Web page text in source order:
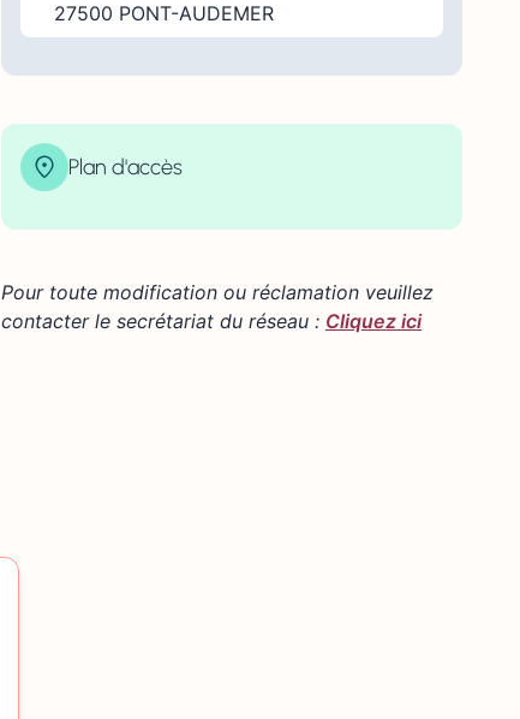
27500 PONT-AUDEMER
Plan d'accès
×
−
Pour toute modification ou réclamation veuillez
contacter le secrétariat du réseau : Cliquez ici